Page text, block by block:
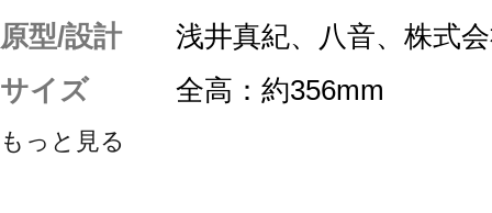
原型/設計
浅井真紀、八音、株式
サイズ
全高：約356mm
もっと見る